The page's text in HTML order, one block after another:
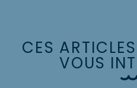
CES ARTICLES
VOUS INT